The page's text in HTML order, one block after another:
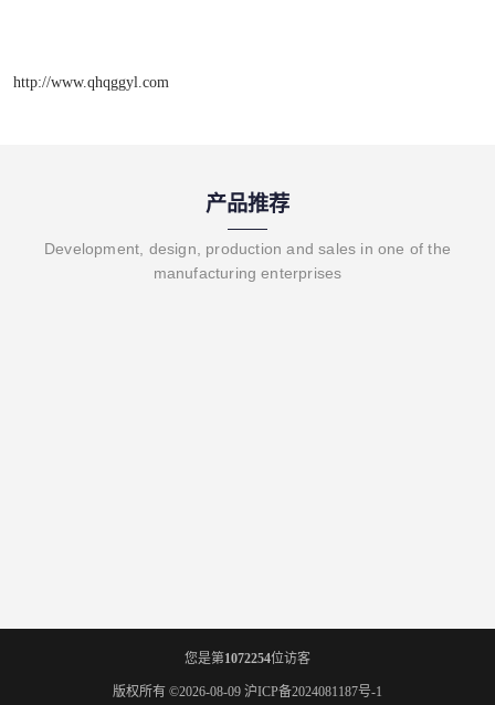
http://www.qhqggyl.com
产品推荐
Development, design, production and sales in one of the
manufacturing enterprises
您是第1072254位访客
版权所有 ©2026-08-09 沪ICP备2024081187号-1